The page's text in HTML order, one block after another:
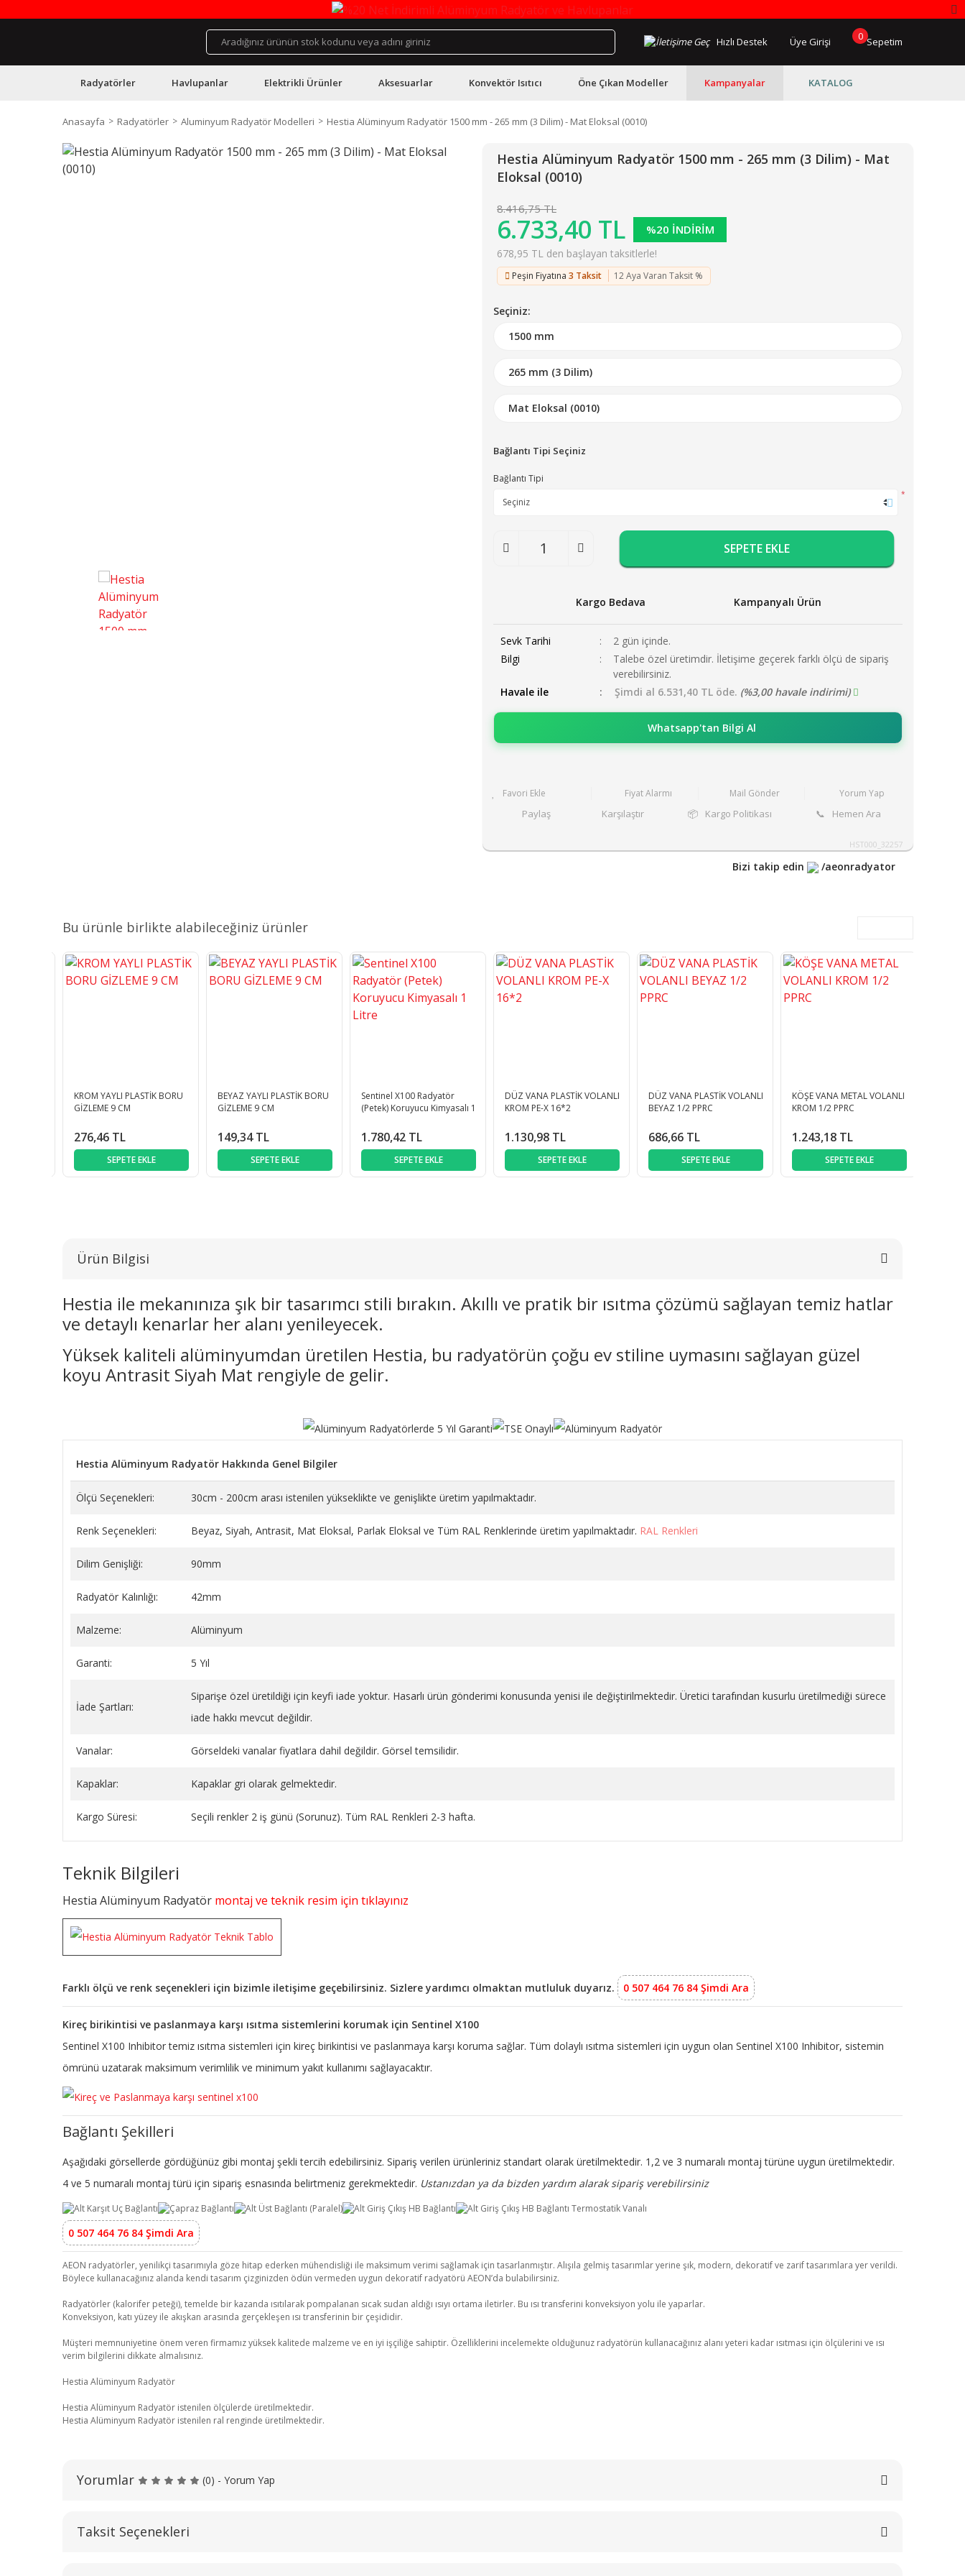
Hızlı Destek Üye Girişi 0 Sepetim
Radyatörler Havlupanlar Elektrikli Ürünler Aksesuarlar Konvektör Isıtıcı Öne Çıkan Modeller Kampanyalar KATALOG
Anasayfa Radyatörler Aluminyum Radyatör Modelleri Hestia Alüminyum Radyatör 1500 mm - 265 mm (3 Dilim) - Mat Eloksal (0010)
Hestia Alüminyum Radyatör 1500 mm - 265 mm (3 Dilim) - Mat
Eloksal (0010)
8.416,75 TL
6.733,40 TL %20 İNDİRİM
678,95 TL den başlayan taksitlerle!
Peşin Fiyatına 3 Taksit 12 Aya Varan Taksit %
Seçiniz:
Bağlantı Tipi Seçiniz
Bağlantı Tipi
*
SEPETE EKLE
Kargo Bedava Kampanyalı Ürün
Sevk Tarihi
2 gün içinde.
Bilgi
Talebe özel üretimdir. İletişime geçerek farklı ölçü de sipariş
verebilirsiniz.
Havale ile
Şimdi al 6.531,40 TL öde. (%3,00 havale indirimi)
Whatsapp'tan Bilgi Al
Fiyat Alarmı Mail Gönder Yorum Yap
Paylaş Karşılaştır 📦 Kargo Politikası 📞 Hemen Ara
HST000_32257
Bizi takip edin /aeonradyator
Bu ürünle birlikte alabileceğiniz ürünler
KROM YAYLI PLASTİK BORU
GİZLEME 9 CM
276,46 TL
SEPETE EKLE
BEYAZ YAYLI PLASTİK BORU
GİZLEME 9 CM
149,34 TL
SEPETE EKLE
Sentinel X100 Radyatör
(Petek) Koruyucu Kimyasalı 1
1.780,42 TL
SEPETE EKLE
DÜZ VANA PLASTİK VOLANLI
KROM PE-X 16*2
1.130,98 TL
SEPETE EKLE
DÜZ VANA PLASTİK VOLANLI
BEYAZ 1/2 PPRC
686,66 TL
SEPETE EKLE
KÖŞE VANA METAL VOLANLI
KROM 1/2 PPRC
1.243,18 TL
SEPETE EKLE
Ürün Bilgisi
Hestia ile mekanınıza şık bir tasarımcı stili bırakın. Akıllı ve pratik bir ısıtma çözümü sağlayan temiz hatlar
ve detaylı kenarlar her alanı yenileyecek.
Yüksek kaliteli alüminyumdan üretilen Hestia, bu radyatörün çoğu ev stiline uymasını sağlayan güzel
koyu Antrasit Siyah Mat rengiyle de gelir.
Hestia Alüminyum Radyatör Hakkında Genel Bilgiler
Ölçü Seçenekleri: 30cm - 200cm arası istenilen yükseklikte ve genişlikte üretim yapılmaktadır.
Renk Seçenekleri: Beyaz, Siyah, Antrasit, Mat Eloksal, Parlak Eloksal ve Tüm RAL Renklerinde üretim yapılmaktadır. RAL Renkleri
Dilim Genişliği: 90mm
Radyatör Kalınlığı: 42mm
Malzeme: Alüminyum
Garanti: 5 Yıl
İade Şartları:
Siparişe özel üretildiği için keyfi iade yoktur. Hasarlı ürün gönderimi konusunda yenisi ile değiştirilmektedir. Üretici tarafından kusurlu üretilmediği sürece
iade hakkı mevcut değildir.
Vanalar: Görseldeki vanalar fiyatlara dahil değildir. Görsel temsilidir.
Kapaklar: Kapaklar gri olarak gelmektedir.
Kargo Süresi: Seçili renkler 2 iş günü (Sorunuz). Tüm RAL Renkleri 2-3 hafta.
Teknik Bilgileri
Hestia Alüminyum Radyatör montaj ve teknik resim için tıklayınız
Farklı ölçü ve renk seçenekleri için bizimle iletişime geçebilirsiniz. Sizlere yardımcı olmaktan mutluluk duyarız. 0 507 464 76 84 Şimdi Ara
Kireç birikintisi ve paslanmaya karşı ısıtma sistemlerini korumak için Sentinel X100
Sentinel X100 Inhibitor temiz ısıtma sistemleri için kireç birikintisi ve paslanmaya karşı koruma sağlar. Tüm dolaylı ısıtma sistemleri için uygun olan Sentinel X100 Inhibitor, sistemin
ömrünü uzatarak maksimum verimlilik ve minimum yakıt kullanımı sağlayacaktır.
Bağlantı Şekilleri
Aşağıdaki görsellerde gördüğünüz gibi montaj şekli tercih edebilirsiniz. Sipariş verilen ürünleriniz standart olarak üretilmektedir. 1,2 ve 3 numaralı montaj türüne uygun üretilmektedir.
4 ve 5 numaralı montaj türü için sipariş esnasında belirtmeniz gerekmektedir. Ustanızdan ya da bizden yardım alarak sipariş verebilirsiniz
0 507 464 76 84 Şimdi Ara
AEON radyatörler, yenilikçi tasarımıyla göze hitap ederken mühendisliği ile maksimum verimi sağlamak için tasarlanmıştır. Alışıla gelmiş tasarımlar yerine şık, modern, dekoratif ve zarif tasarımlara yer verildi.
Böylece kullanacağınız alanda kendi tasarım çizginizden ödün vermeden uygun dekoratif radyatörü AEON’da bulabilirsiniz.
Radyatörler (kalorifer peteği), temelde bir kazanda ısıtılarak pompalanan sıcak sudan aldığı ısıyı ortama iletirler. Bu ısı transferini konveksiyon yolu ile yaparlar.
Konveksiyon, katı yüzey ile akışkan arasında gerçekleşen ısı transferinin bir çeşididir.
Müşteri memnuniyetine önem veren firmamız yüksek kalitede malzeme ve en iyi işçiliğe sahiptir. Özelliklerini incelemekte olduğunuz radyatörün kullanacağınız alanı yeteri kadar ısıtması için ölçülerini ve ısı
verim bilgilerini dikkate almalısınız.
Hestia Alüminyum Radyatör
Hestia Alüminyum Radyatör istenilen ölçülerde üretilmektedir.
Hestia Alüminyum Radyatör istenilen ral renginde üretilmektedir.
Yorumlar (0) - Yorum Yap
Taksit Seçenekleri